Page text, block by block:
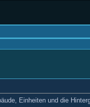
Einheiten und die